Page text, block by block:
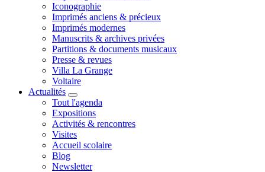
Iconographie
Imprimés anciens & précieux
Imprimés modernes
Manuscrits & archives privées
Partitions & documents musicaux
Presse & revues
Villa La Grange
Voltaire
Actualités
Tout l'agenda
Expositions
Activités & rencontres
Visites
Accueil scolaire
Blog
Newsletter